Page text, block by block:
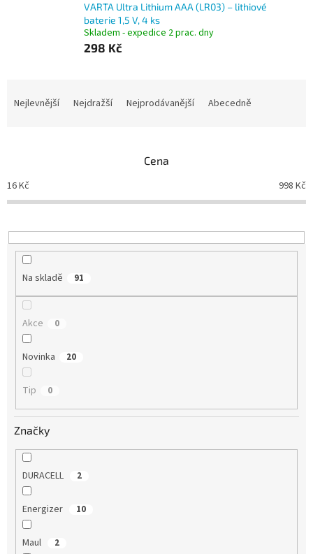
VARTA Ultra Lithium AAA (LR03) – lithiové
baterie 1,5 V, 4 ks
Skladem - expedice 2 prac. dny
298 Kč
p
r
o
u
Nejlevnější Nejdražší Nejprodávanější Abecedně
Cena
16Kč 998 Kč
Na skladě 91
Akce 0
Novinka 20
Tip 0
Značky
DURACELL 2
Energizer 10
Maul 2